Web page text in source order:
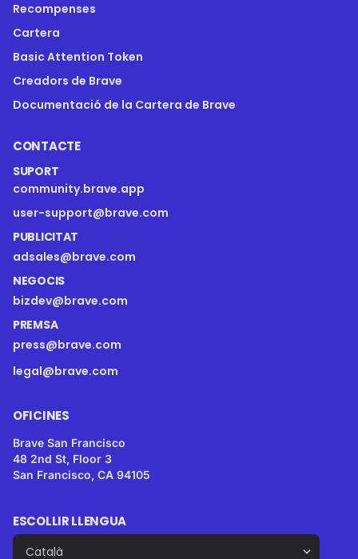
Recompenses
Cartera
Basic Attention Token
Creadors de Brave
Documentació de la Cartera de Brave
CONTACTE
SUPORT
community.brave.app
user-support@brave.com
PUBLICITAT
adsales@brave.com
NEGOCIS
bizdev@brave.com
PREMSA
press@brave.com
legal@brave.com
OFICINES
Brave San Francisco
48 2nd St, Floor 3
San Francisco, CA 94105
ESCOLLIR LLENGUA